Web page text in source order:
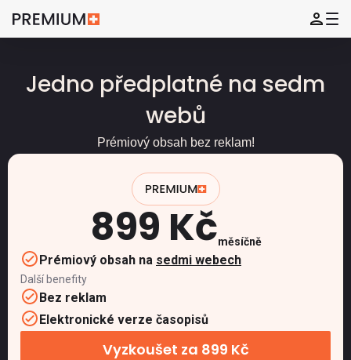
Jedno předplatné na sedm
webů
Prémiový obsah bez reklam!
899 Kčměsíčně
Prémiový obsah na sedmi webech
Další benefity
Bez reklam
Elektronické verze časopisů
Vyzkoušet za 899 Kč